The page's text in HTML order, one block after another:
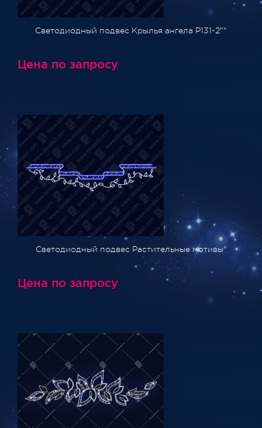
Светодиодный подвес Крылья ангела P131-2""
Цена по запросу
Светодиодный подвес Растительные мотивы"
Цена по запросу